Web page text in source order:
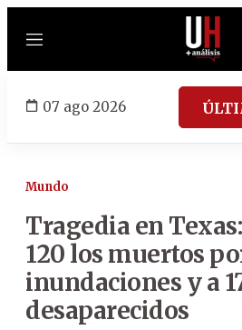
Menú
07 ago 2026
Mundo
Tragedia en
120 los muertos
inundaciones y a
desaparecidos